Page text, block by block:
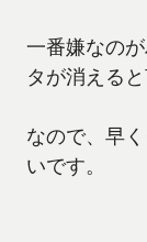
一番嫌なの
タが消える
なので、早
いです。